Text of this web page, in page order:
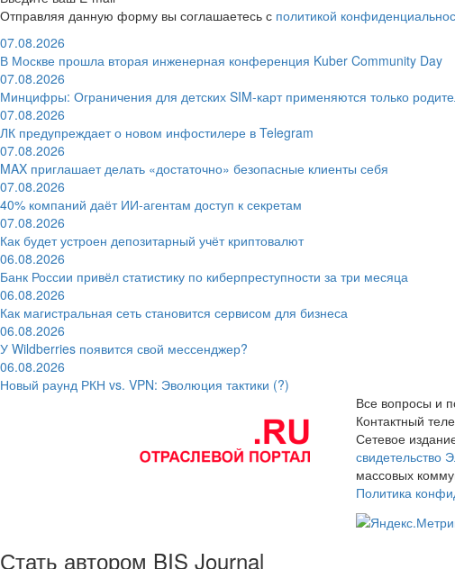
Отправляя данную форму вы соглашаетесь с политикой
07.08.2026
В Москве прошла вторая инженерная конференция Kuber Community Day
07.08.2026
Минцифры: Ограничения для детских SIM-карт применяются только
07.08.2026
ЛК предупреждает о новом инфостилере в Telegram
07.08.2026
MAX приглашает делать «достаточно» безопасные клиенты себя
07.08.2026
40% компаний даёт ИИ‑агентам доступ к секретам
07.08.2026
Как будет устроен депозитарный учёт криптовалют
06.08.2026
Банк России привёл статистику по киберпреступности за три месяца
06.08.2026
Как магистральная сеть становится сервисом для бизнеса
06.08.2026
У Wildberries появится свой мессенджер?
06.08.2026
Новый раунд РКН vs. VPN: Эволюция тактики (?)
Все вопросы и
Контактный
Сетевое
массовых
Политика
Стать автором BIS Journal